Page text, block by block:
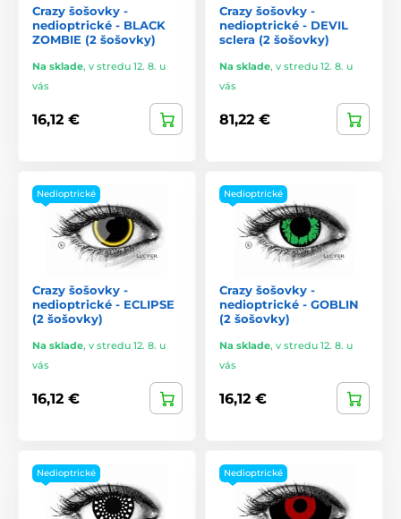
Crazy šošovky -
nedioptrické - BLACK
ZOMBIE (2 šošovky)
Na sklade, v stredu 12. 8. u
vás
16,12 €
Crazy šošovky -
nedioptrické - DEVIL
sclera (2 šošovky)
Na sklade, v stredu 12. 8. u
vás
81,22 €
Nedioptrické
Crazy šošovky -
nedioptrické - ECLIPSE
(2 šošovky)
Na sklade, v stredu 12. 8. u
vás
16,12 €
Nedioptrické
Crazy šošovky -
nedioptrické - GOBLIN
(2 šošovky)
Na sklade, v stredu 12. 8. u
vás
16,12 €
Nedioptrické Nedioptrické